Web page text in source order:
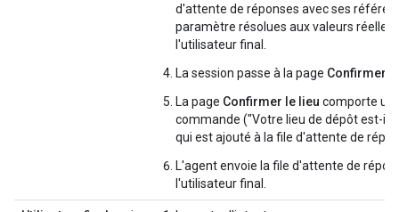
d'attente de réponses avec ses
paramètre résolues aux valeurs réelles
l'utilisateur final.
La session passe à la page Confirmer
La page Confirmer le lieu comporte
commande ("Votre lieu de dépôt est-il
qui est ajouté à la file d'attente de
L'agent envoie la file d'attente de
l'utilisateur final.